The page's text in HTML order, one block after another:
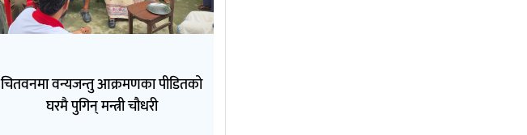
चितवनमा वन्यजन्तु आक्रमणका पीडितको
घरमै पुगिन् मन्त्री चौधरी